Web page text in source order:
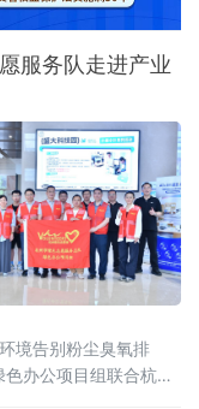
服务队走进产业
境告别粉尘臭氧排
办公项目组联合杭州